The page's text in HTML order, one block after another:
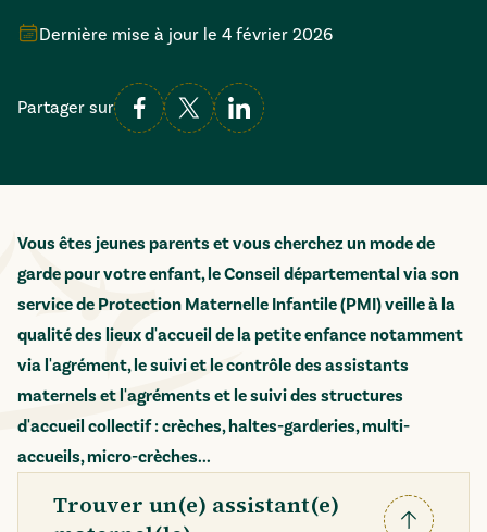
Dernière mise à jour le 4 février 2026
Partager sur
Vous êtes jeunes parents et vous cherchez un mode de
garde pour votre enfant, le Conseil départemental via son
service de Protection Maternelle Infantile (PMI) veille à la
qualité des lieux d'accueil de la petite enfance notamment
via l'agrément, le suivi et le contrôle des assistants
maternels et l'agréments et le suivi des structures
d'accueil collectif : crèches, haltes-garderies, multi-
accueils, micro-crèches...
Trouver un(e) assistant(e)